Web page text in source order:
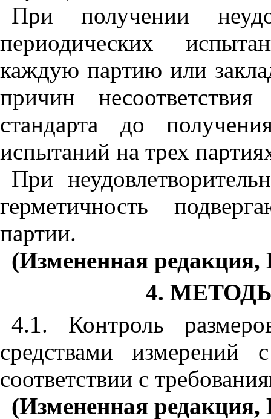
При получении
периодических
каждую партию или
причин
стандарта до
испытаний на трех
При
герметичность
партии.
(Измененная
4.
4.1. Контроль
средствами
соответствии с
(Измененная